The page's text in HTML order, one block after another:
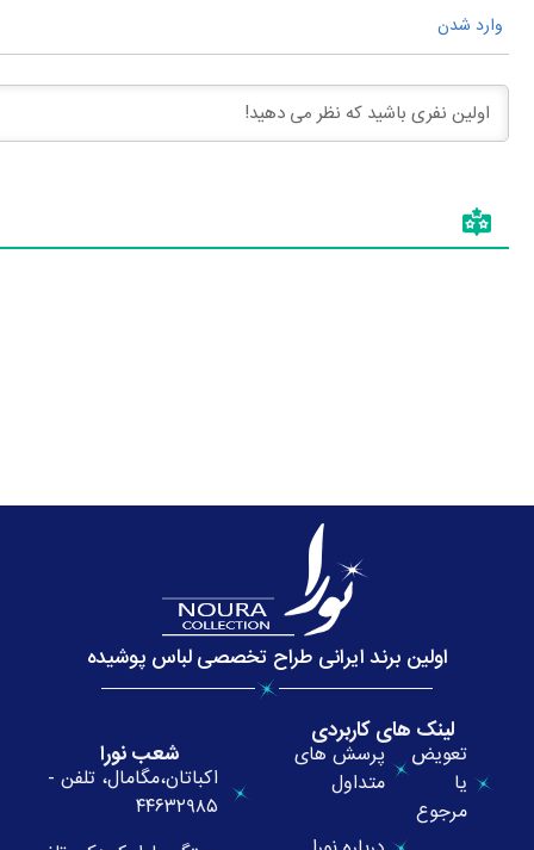
وارد شدن
اولین برند ایرانی طراح تخصصی لباس پوشیده
لینک های کاربردی
تعویض
یا
مرجوع
پرسش های
متداول
شعب نورا
اکباتان،مگامال، تلفن -
۴۴۶۳۲۹۸۵